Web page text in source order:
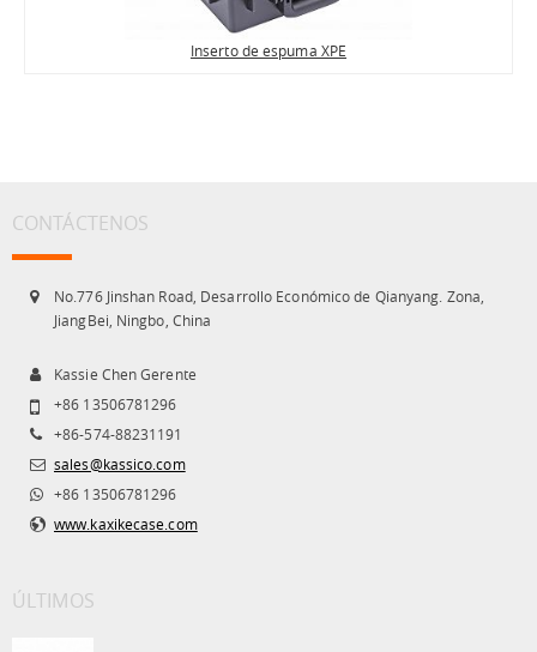
Inserto de espuma XPE
CONTÁCTENOS
No.776 Jinshan Road, Desarrollo Económico de Qianyang. Zona,
JiangBei, Ningbo, China
Kassie Chen Gerente
+86 13506781296
+86-574-88231191
sales@kassico.com
+86 13506781296
www.kaxikecase.com
ÚLTIMOS